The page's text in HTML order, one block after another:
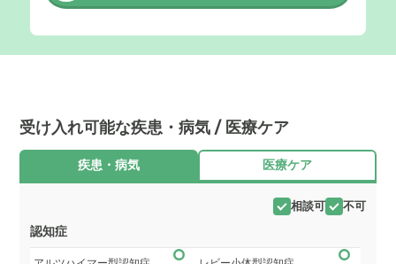
受け入れ可能な疾患・病気 / 医療ケア
疾患・病気 医療ケア
相談可 不可
認知症